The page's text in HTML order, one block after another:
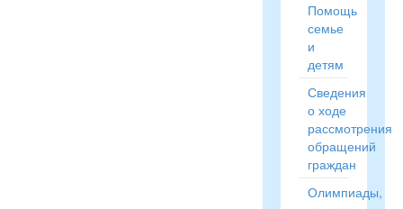
Помощь
семье
и
детям
Сведения
о ходе
рассмотрения
обращений
граждан
Олимпиады,